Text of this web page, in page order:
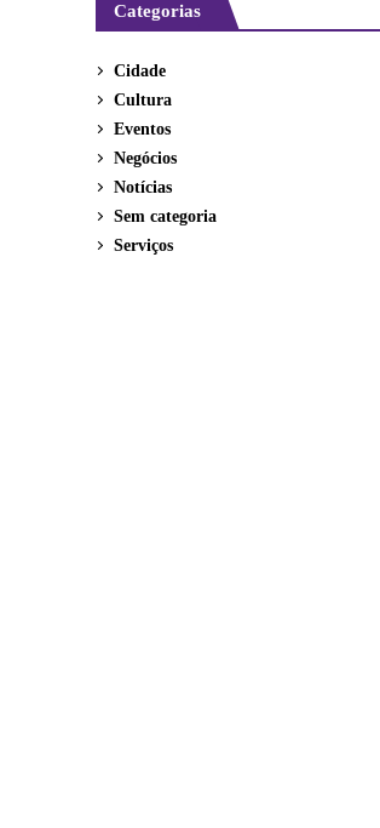
Categorias
Cidade
Cultura
Eventos
Negócios
Notícias
Sem categoria
Serviços